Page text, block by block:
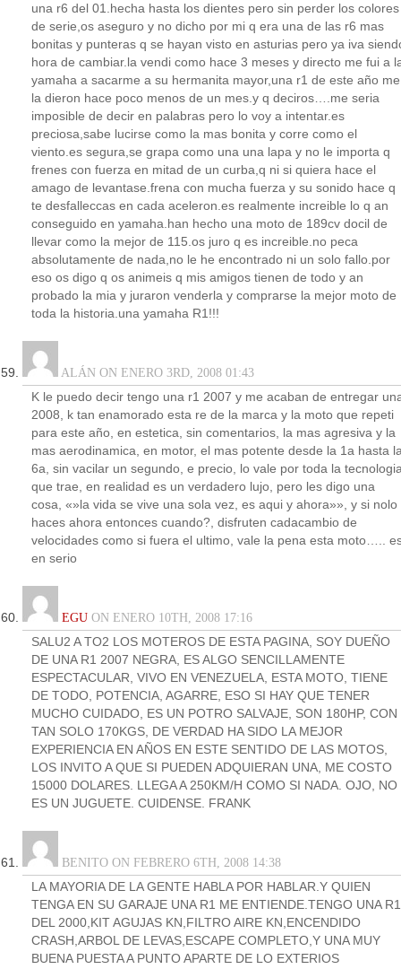
una r6 del 01.hecha hasta los dientes pero sin perder los colores
de serie,os aseguro y no dicho por mi q era una de las r6 mas
bonitas y punteras q se hayan visto en asturias pero ya iva
hora de cambiar.la vendi como hace 3 meses y directo me fui a
yamaha a sacarme a su hermanita mayor,una r1 de este año me
la dieron hace poco menos de un mes.y q deciros….me seria
imposible de decir en palabras pero lo voy a intentar.es
preciosa,sabe lucirse como la mas bonita y corre como el
viento.es segura,se grapa como una una lapa y no le importa q
frenes con fuerza en mitad de un curba,q ni si quiera hace el
amago de levantase.frena con mucha fuerza y su sonido hace q
te desfalleccas en cada aceleron.es realmente increible lo q an
conseguido en yamaha.han hecho una moto de 189cv docil de
llevar como la mejor de 115.os juro q es increible.no peca
absolutamente de nada,no le he encontrado ni un solo fallo.por
eso os digo q os animeis q mis amigos tienen de todo y an
probado la mia y juraron venderla y comprarse la mejor moto de
toda la historia.una yamaha R1!!!
ALÁN ON ENERO 3RD, 2008 01:43
K le puedo decir tengo una r1 2007 y me acaban de entregar
2008, k tan enamorado esta re de la marca y la moto que repeti
para este año, en estetica, sin comentarios, la mas agresiva y la
mas aerodinamica, en motor, el mas potente desde la 1a hasta
6a, sin vacilar un segundo, e precio, lo vale por toda la
que trae, en realidad es un verdadero lujo, pero les digo una
cosa, «»la vida se vive una sola vez, es aqui y ahora»», y si nolo
haces ahora entonces cuando?, disfruten cadacambio de
velocidades como si fuera el ultimo, vale la pena esta moto…..
en serio
EGU ON ENERO 10TH, 2008 17:16
SALU2 A TO2 LOS MOTEROS DE ESTA PAGINA, SOY DUEÑO
DE UNA R1 2007 NEGRA, ES ALGO SENCILLAMENTE
ESPECTACULAR, VIVO EN VENEZUELA, ESTA MOTO, TIENE
DE TODO, POTENCIA, AGARRE, ESO SI HAY QUE TENER
MUCHO CUIDADO, ES UN POTRO SALVAJE, SON 180HP, CON
TAN SOLO 170KGS, DE VERDAD HA SIDO LA MEJOR
EXPERIENCIA EN AÑOS EN ESTE SENTIDO DE LAS MOTOS,
LOS INVITO A QUE SI PUEDEN ADQUIERAN UNA, ME COSTO
15000 DOLARES. LLEGA A 250KM/H COMO SI NADA. OJO, NO
ES UN JUGUETE. CUIDENSE. FRANK
BENITO ON FEBRERO 6TH, 2008 14:38
LA MAYORIA DE LA GENTE HABLA POR HABLAR.Y QUIEN
TENGA EN SU GARAJE UNA R1 ME ENTIENDE.TENGO UNA R1
DEL 2000,KIT AGUJAS KN,FILTRO AIRE KN,ENCENDIDO
CRASH,ARBOL DE LEVAS,ESCAPE COMPLETO,Y UNA MUY
BUENA PUESTA A PUNTO APARTE DE LO EXTERIOS